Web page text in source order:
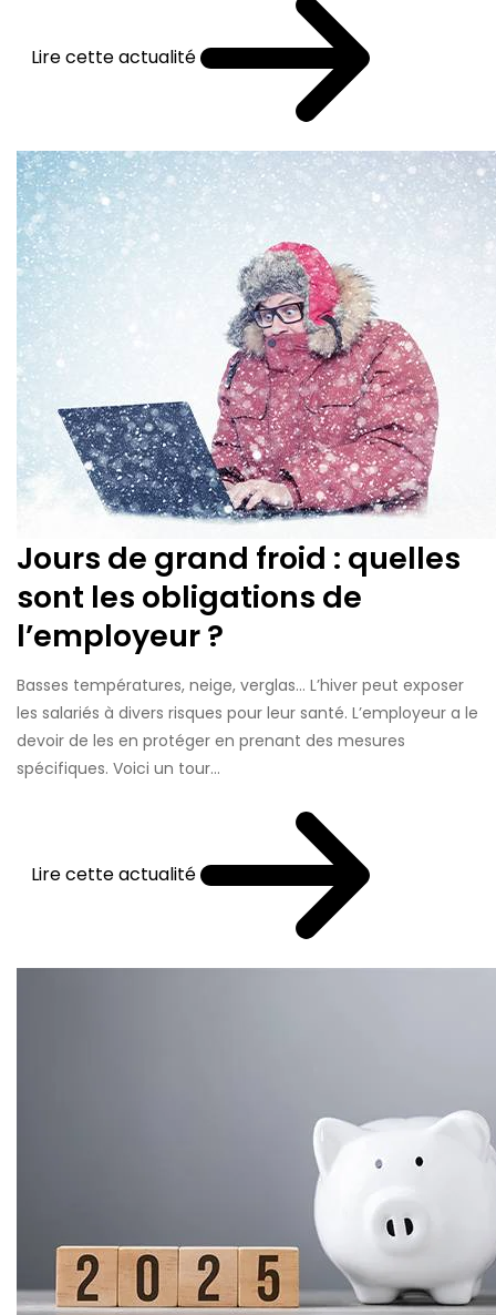
Lire cette actualité
Jours de grand froid : quelles
sont les obligations de
l’employeur ?
Basses températures, neige, verglas… L’hiver peut exposer
les salariés à divers risques pour leur santé. L’employeur a le
devoir de les en protéger en prenant des mesures
spécifiques. Voici un tour...
Lire cette actualité